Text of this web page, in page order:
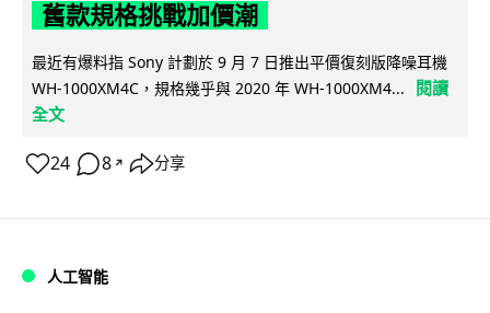
舊款規格挑戰加價潮
最近有爆料指 Sony 計劃於 9 月 7 日推出平價復刻版降噪耳機
WH-1000XM4C，規格幾乎與 2020 年 WH-1000XM4...
閱讀
全文
24 8 ↗ 分享
人工智能